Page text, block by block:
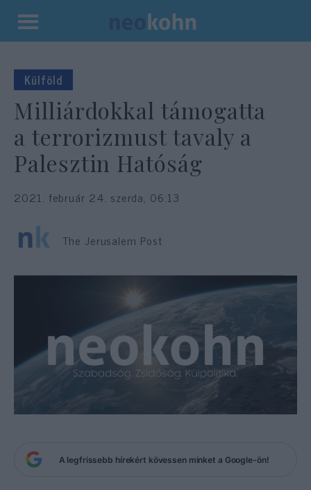
Kilépés
tartalomba
Külföld
Milliárdokkal támogatta
a terrorizmust tavaly a
Palesztin Hatóság
2021. február 24. szerda, 06:13
The Jerusalem Post
A legfrissebb hírekért kövessen minket a Google-ön!